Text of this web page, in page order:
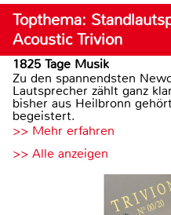
Topthema:
Acoustic Trivion
1825 Tage Musik
Zu den spannendsten
Lautsprecher zählt ganz
bisher aus Heilbronn
begeistert.
>> Mehr erfahren
>> Alle anzeigen